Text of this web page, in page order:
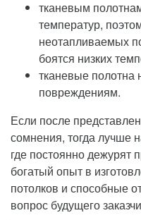
тканевым
температур,
неотапливаемых
боятся низких
тканевые
повреждениям.
Если после
сомнения, тогда лучше
где постоянно
богатый опыт в
потолков и способные
вопрос будущего